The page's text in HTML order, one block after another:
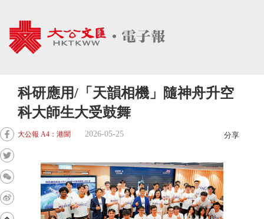
科研應用/「天韻相機」隨神舟升空
科大師生大受鼓舞
大公報 A4：港聞 2026-05-25 分享